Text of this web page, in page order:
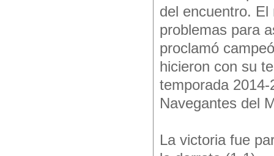
del encuentro.
problemas para
proclamó
hicieron con su
temporada
Navegantes del
La victoria fue